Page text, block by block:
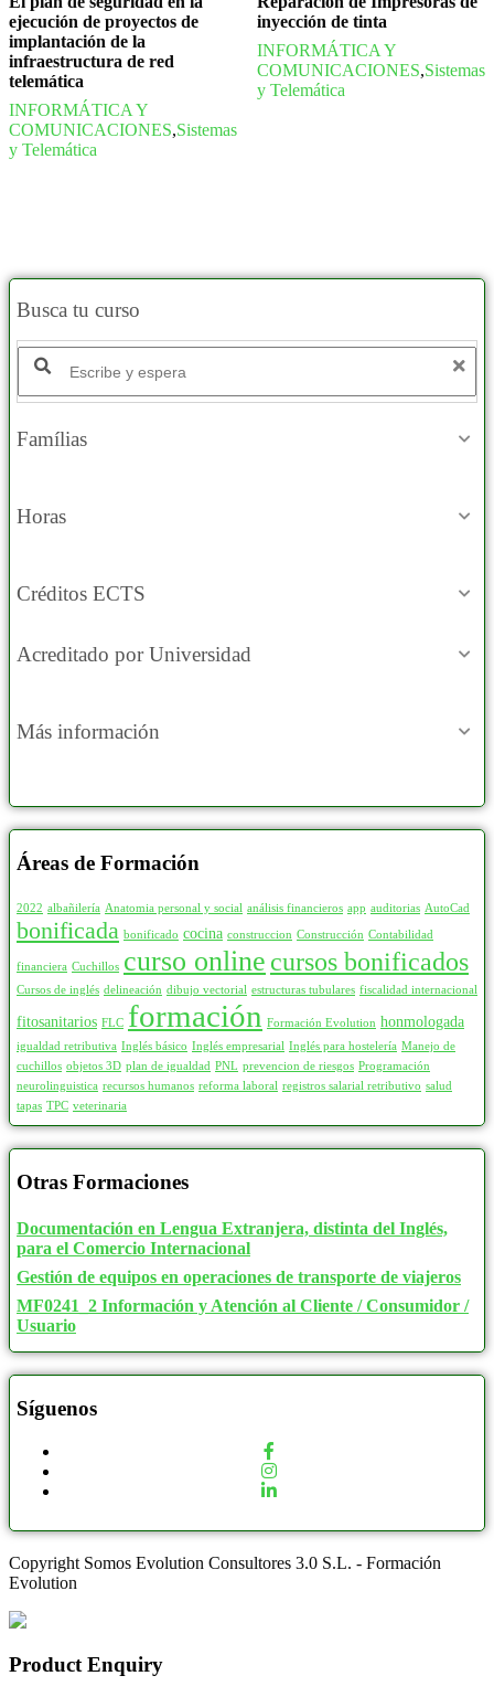
ejecución de proyectos de
implantación de la
infraestructura de red
telemática
INFORMÁTICA Y
COMUNICACIONES,Sistemas
y Telemática
inyección de tinta
INFORMÁTICA Y
COMUNICACIONES,Sistemas
y Telemática
Busca tu curso
Famílias
Horas
Créditos ECTS
Acreditado por Universidad
Más información
Áreas de Formación
2022 albañilería Anatomia personal y social análisis financieros app auditorias AutoCad
bonificada bonificado cocina construccion Construcción Contabilidad
financiera Cuchillos curso online cursos bonificados
Cursos de inglés delineación dibujo vectorial estructuras tubulares fiscalidad internacional
fitosanitarios FLC formación Formación Evolution honmologada
igualdad retributiva Inglés básico Inglés empresarial Inglés para hostelería Manejo de
cuchillos objetos 3D plan de igualdad PNL prevencion de riesgos Programación
neurolinguistica recursos humanos reforma laboral registros salarial retributivo salud
tapas TPC veterinaria
Otras Formaciones
Documentación en Lengua Extranjera, distinta del Inglés,
para el Comercio Internacional
Gestión de equipos en operaciones de transporte de viajeros
MF0241_2 Información y Atención al Cliente / Consumidor /
Usuario
Síguenos
Copyright Somos Evolution Consultores 3.0 S.L. - Formación
Evolution
Product Enquiry